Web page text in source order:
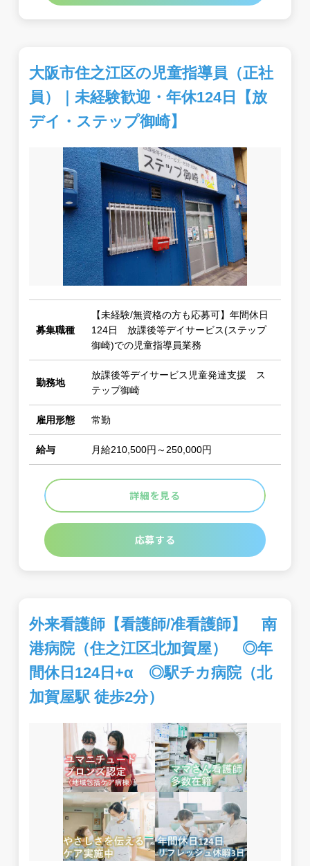
大阪市住之江区の児童指導員（正社
員）｜未経験歓迎・年休124日【放
デイ・ステップ御崎】
募集職種
【未経験/無資格の方も応募可】年間休日
124日 放課後等デイサービス(ステップ
御崎)での児童指導員業務
勤務地
放課後等デイサービス児童発達支援 ス
テップ御崎
雇用形態 常勤
給与 月給210,500円～250,000円
詳細を見る
応募する
外来看護師【看護師/准看護師】 南
港病院（住之江区北加賀屋） ◎年
間休日124日+α ◎駅チカ病院（北
加賀屋駅 徒歩2分）